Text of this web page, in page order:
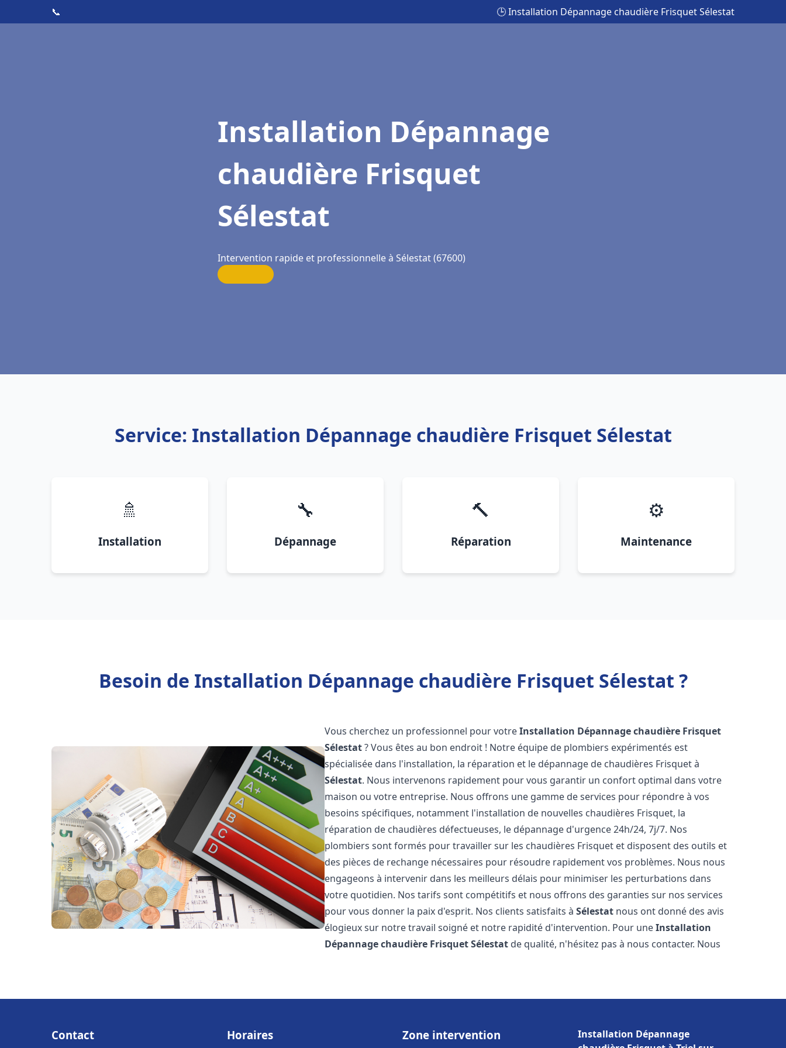
📞 🕒 Installation Dépannage chaudière Frisquet Sélestat
Installation Dépannage
chaudière Frisquet
Sélestat
Intervention rapide et professionnelle à Sélestat (67600)
Service: Installation Dépannage chaudière Frisquet Sélestat
🚿
Installation
🔧
Dépannage
🔨
Réparation
⚙️
Maintenance
Besoin de Installation Dépannage chaudière Frisquet Sélestat ?
Vous cherchez un professionnel pour votreInstallation Dépannage chaudière Frisquet
Sélestat? Vous êtes au bon endroit ! Notre équipe de plombiers expérimentés est
spécialisée dans l'installation, la réparation et le dépannage de chaudières Frisquet à
Sélestat. Nous intervenons rapidement pour vous garantir un confort optimal dans votre
maison ou votre entreprise. Nous offrons une gamme de services pour répondre à vos
besoins spécifiques, notamment l'installation de nouvelles chaudières Frisquet, la
réparation de chaudières défectueuses, le dépannage d'urgence 24h/24, 7j/7. Nos
plombiers sont formés pour travailler sur les chaudières Frisquet et disposent des outils et
des pièces de rechange nécessaires pour résoudre rapidement vos problèmes. Nous nous
engageons à intervenir dans les meilleurs délais pour minimiser les perturbations dans
votre quotidien. Nos tarifs sont compétitifs et nous offrons des garanties sur nos services
pour vous donner la paix d'esprit. Nos clients satisfaits àSélestat nous ont donné des avis
élogieux sur notre travail soigné et notre rapidité d'intervention. Pour uneInstallation
Dépannage chaudière FrisquetSélestat de qualité, n'hésitez pas à nous contacter. Nous
Contact Horaires Zone intervention
Installation Dépannage